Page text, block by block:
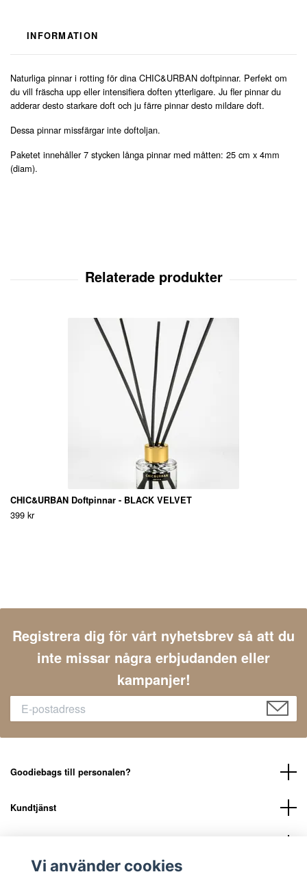
INFORMATION
Naturliga pinnar i rotting för dina CHIC&URBAN doftpinnar. Perfekt om
du vill fräscha upp eller intensifiera doften ytterligare. Ju fler pinnar du
adderar desto starkare doft och ju färre pinnar desto mildare doft.
Dessa pinnar missfärgar inte doftoljan.
Paketet innehåller 7 stycken långa pinnar med måtten: 25 cm x 4mm
(diam).
CHIC&URBAN Doftpinnar - BLACK VELVET
399 kr
Registrera dig för vårt nyhetsbrev så att du
inte missar några erbjudanden eller
kampanjer!
Goodiebags till personalen?
Kundtjänst
Vi använder cookies